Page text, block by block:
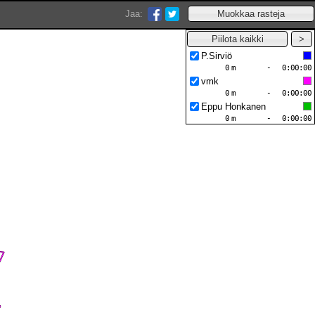
Jaa:
P.Sirviö
0:00:00
-
0 m
vmk
0:00:00
-
0 m
Eppu Honkanen
0:00:00
-
0 m